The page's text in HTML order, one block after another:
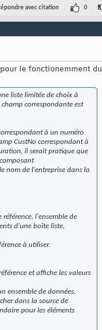
avec citation 0
le fonctionemment du
liste limitée de choix à
correspondante est
à un numéro
CustNo correspondant à
il serait pratique que
nom de l'entreprise dans la
l'ensemble de
d'une boîte liste,
à utiliser.
et affiche les valeurs
ensemble de données,
dans la source de
pour les éléments